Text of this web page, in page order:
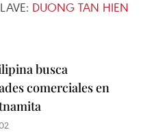
DUONG TAN HIEN
busca
comerciales en